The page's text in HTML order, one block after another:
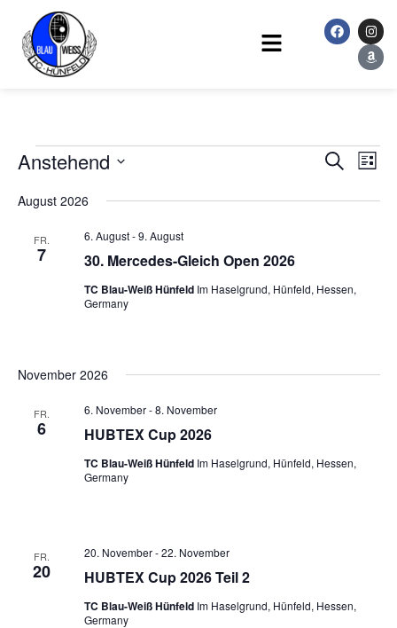
Inhalt
springen
Main
F
a
c
I
n
s
t
a
A
m
a
z
o
Veranstaltungen
und
SucheListe
Anstehend
wählen.
August 2026
FR.
7 30. Mercedes-Gleich Open 2026
6. August-9. August
TC Blau-Weiß Hünfeld Im Haselgrund, Hünfeld, Hessen,
Germany
November 2026
FR.
6 HUBTEX Cup 2026
6. November-8. November
TC Blau-Weiß Hünfeld Im Haselgrund, Hünfeld, Hessen,
Germany
FR.
20 HUBTEX Cup 2026 Teil 2
20. November-22. November
TC Blau-Weiß Hünfeld Im Haselgrund, Hünfeld, Hessen,
Germany